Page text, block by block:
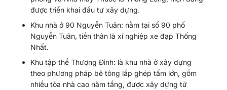
được triển khai đầu tư xây dựng.
Khu nhà ở 90 Nguyễn Tuân: nằm tại số 90 phố
Nguyễn Tuân, tiền thân là xí nghiệp xe đạp Thống
Nhất.
Khu tập thể Thượng Đình: là khu nhà ở xây dựng
theo phương pháp bê tông lắp ghép tấm lớn, gồm
nhiều tòa nhà cao năm tầng, được xây dựng từ